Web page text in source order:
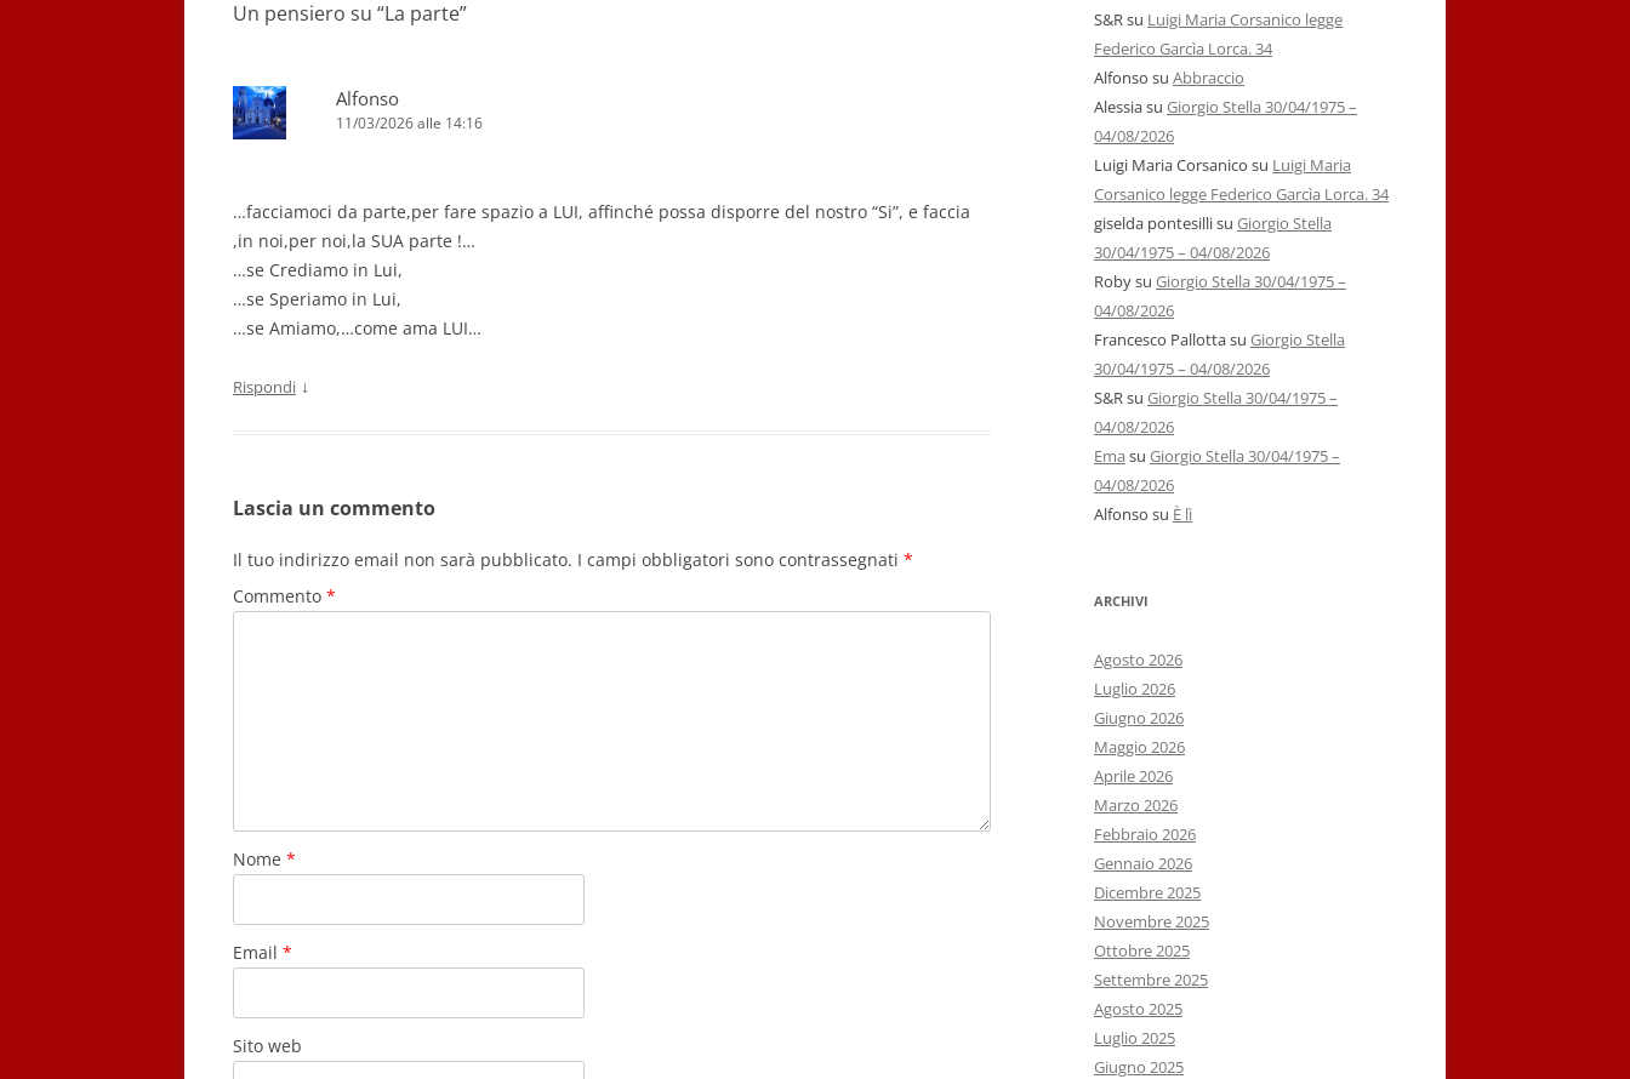
Un pensiero su “La parte”
Alfonso
11/03/2026 alle 14:16
…facciamoci da parte,per fare spazio a LUI, affinché possa disporre del nostro “Si”, e faccia
,in noi,per noi,la SUA parte !…
…se Crediamo in Lui,
…se Speriamo in Lui,
…se Amiamo,…come ama LUI…
Rispondi ↓
Lascia un commento
Il tuo indirizzo email non sarà pubblicato. I campi obbligatori sono contrassegnati *
Commento *
Nome *
Email *
Sito web
S&Rsu Luigi Maria Corsanico legge
Federico Garcìa Lorca. 34
Alfonso su Abbraccio
Alessiasu Giorgio Stella 30/04/1975 –
04/08/2026
Luigi Maria Corsanico su Luigi Maria
Corsanico legge Federico Garcìa Lorca. 34
giselda pontesillisu Giorgio Stella
30/04/1975 – 04/08/2026
Robysu Giorgio Stella 30/04/1975 –
04/08/2026
Francesco Pallottasu Giorgio Stella
30/04/1975 – 04/08/2026
S&Rsu Giorgio Stella 30/04/1975 –
04/08/2026
Ema su Giorgio Stella 30/04/1975 –
04/08/2026
Alfonso su È lì
ARCHIVI
Agosto 2026
Luglio 2026
Giugno 2026
Maggio 2026
Aprile 2026
Marzo 2026
Febbraio 2026
Gennaio 2026
Dicembre 2025
Novembre 2025
Ottobre 2025
Settembre 2025
Agosto 2025
Luglio 2025
Giugno 2025